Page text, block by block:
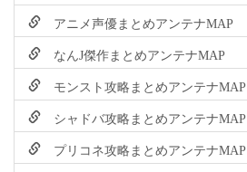
アニメ声優まとめアンテナMAP
なんJ傑作まとめアンテナMAP
モンスト攻略まとめアンテナMAP
シャドバ攻略まとめアンテナMAP
プリコネ攻略まとめアンテナMAP